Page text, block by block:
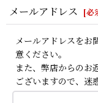
メールアドレス [必
メールアドレスをお
意ください。
また、弊店からのお
ございますので、迷